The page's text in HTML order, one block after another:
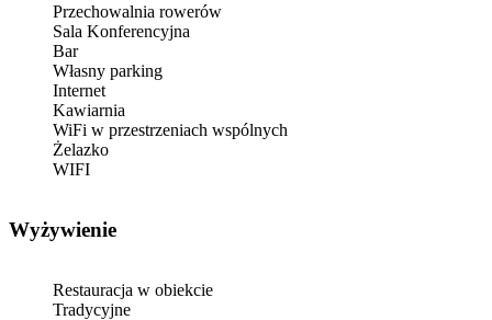
Przechowalnia rowerów
Sala Konferencyjna
Bar
Własny parking
Internet
Kawiarnia
WiFi w przestrzeniach wspólnych
Żelazko
WIFI
Wyżywienie
Restauracja w obiekcie
Tradycyjne